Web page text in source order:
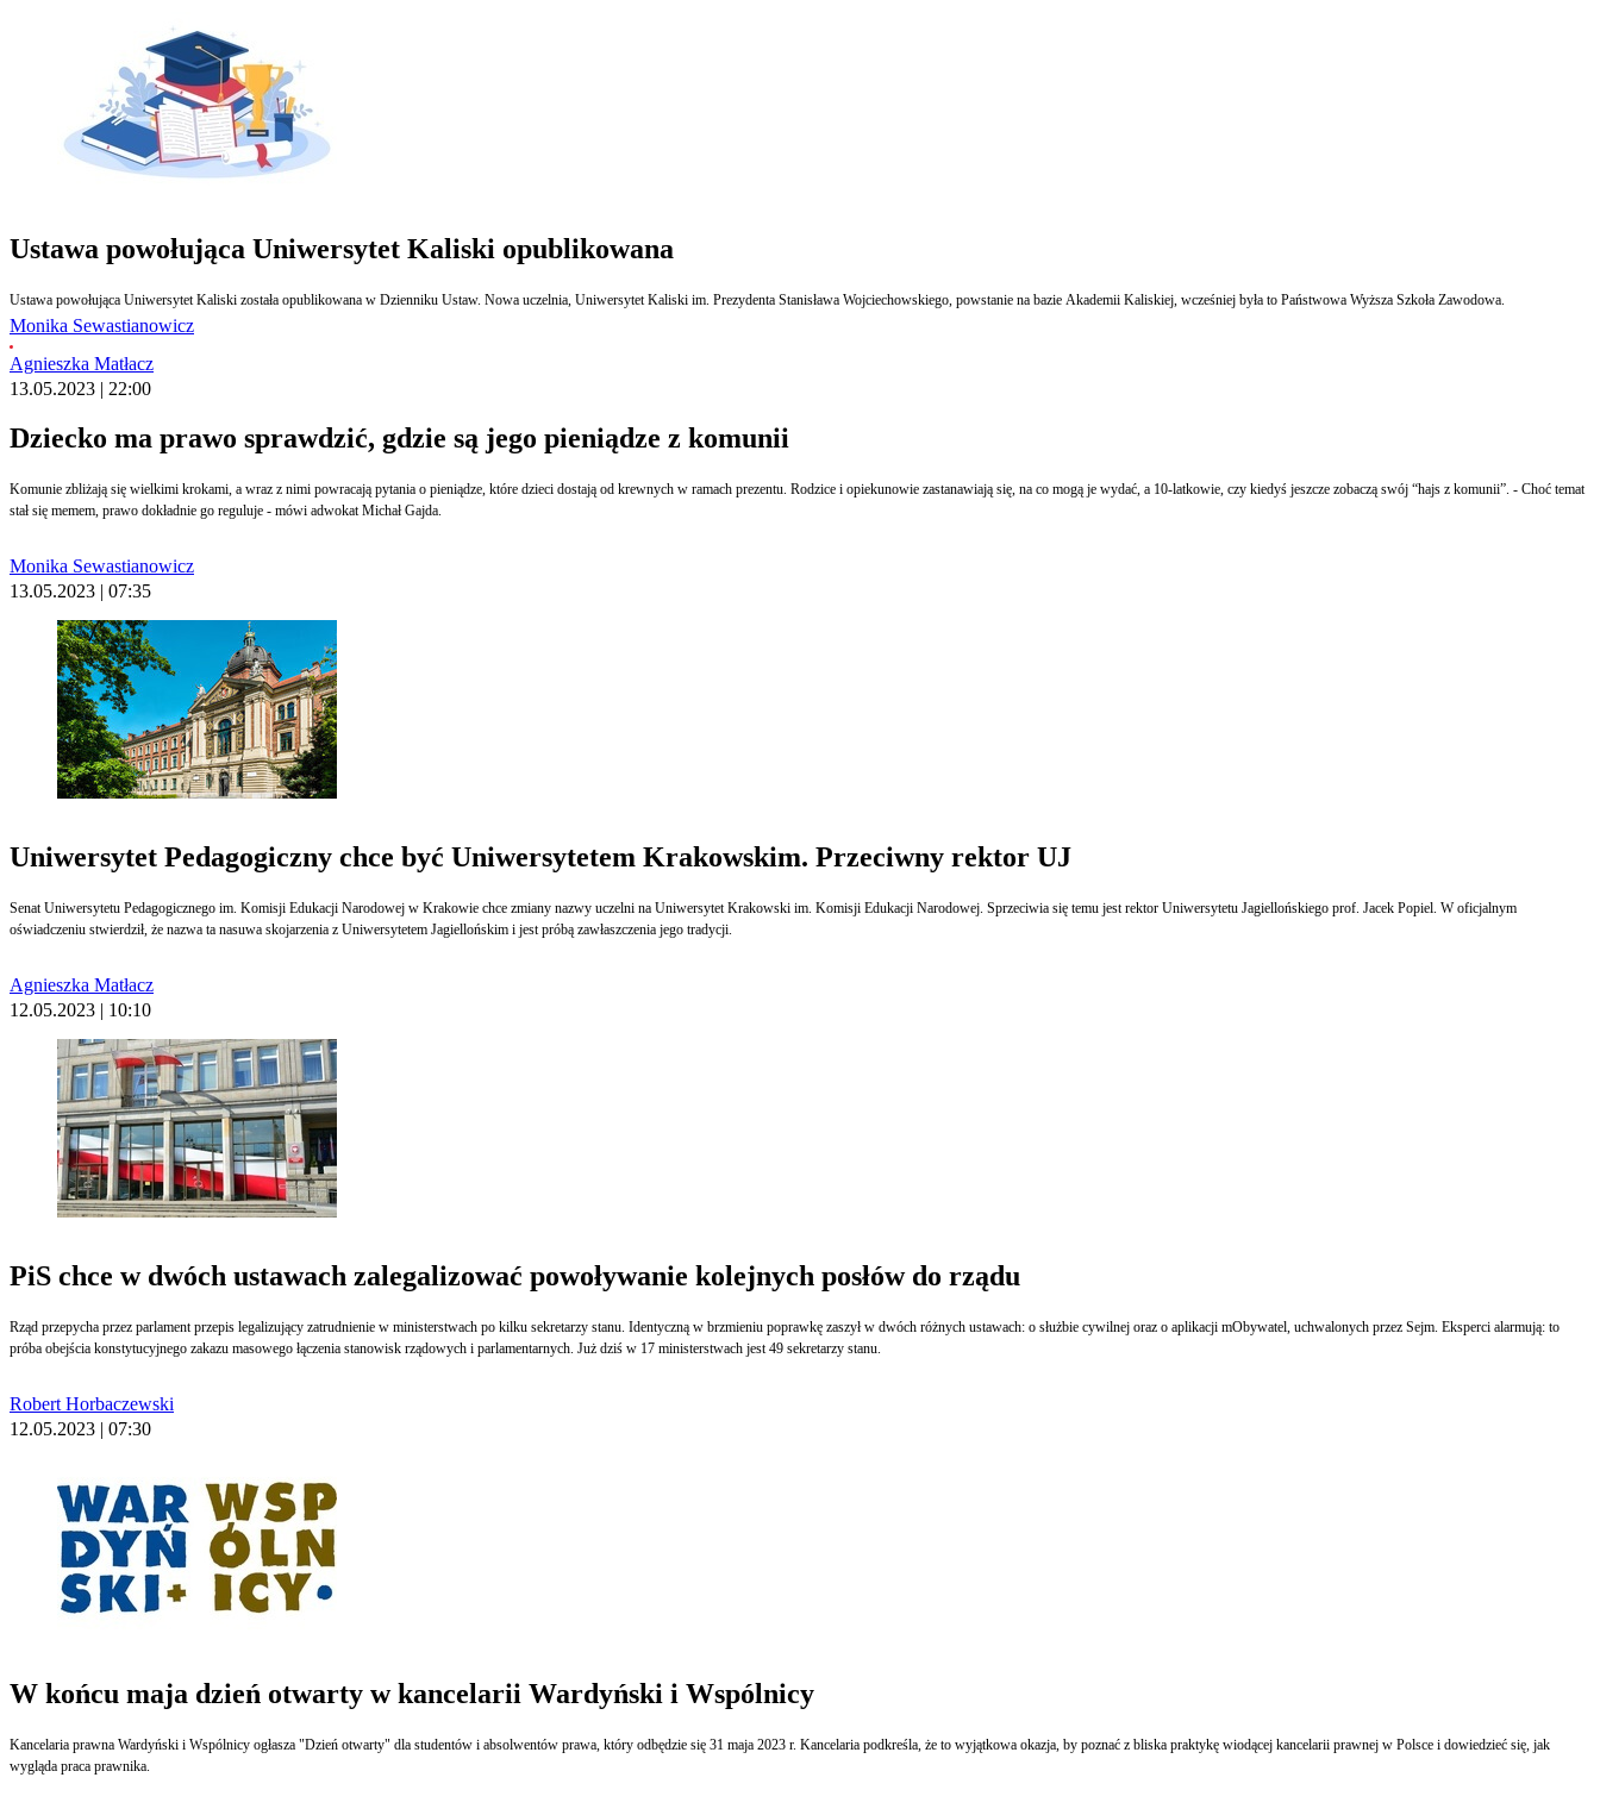
Ustawa powołująca Uniwersytet Kaliski opublikowana
Ustawa powołująca Uniwersytet Kaliski została opublikowana w Dzienniku Ustaw. Nowa uczelnia, Uniwersytet Kaliski im. Prezydenta Stanisława Wojciechowskiego, powstanie na bazie Akademii Kaliskiej, wcześniej była to Państwowa Wyższa Szkoła Zawodowa.
Monika Sewastianowicz
Agnieszka Matłacz
13.05.2023 | 22:00
Dziecko ma prawo sprawdzić, gdzie są jego pieniądze z komunii
Komunie zbliżają się wielkimi krokami, a wraz z nimi powracają pytania o pieniądze, które dzieci dostają od krewnych w ramach prezentu. Rodzice i opiekunowie zastanawiają się, na co mogą je wydać, a 10-latkowie, czy kiedyś jeszcze zobaczą swój “hajs z komunii”. - Choć temat
stał się memem, prawo dokładnie go reguluje - mówi adwokat Michał Gajda.
Monika Sewastianowicz
13.05.2023 | 07:35
Uniwersytet Pedagogiczny chce być Uniwersytetem Krakowskim. Przeciwny rektor UJ
Senat Uniwersytetu Pedagogicznego im. Komisji Edukacji Narodowej w Krakowie chce zmiany nazwy uczelni na Uniwersytet Krakowski im. Komisji Edukacji Narodowej. Sprzeciwia się temu jest rektor Uniwersytetu Jagiellońskiego prof. Jacek Popiel. W oficjalnym
oświadczeniu stwierdził, że nazwa ta nasuwa skojarzenia z Uniwersytetem Jagiellońskim i jest próbą zawłaszczenia jego tradycji.
Agnieszka Matłacz
12.05.2023 | 10:10
PiS chce w dwóch ustawach zalegalizować powoływanie kolejnych posłów do rządu
Rząd przepycha przez parlament przepis legalizujący zatrudnienie w ministerstwach po kilku sekretarzy stanu. Identyczną w brzmieniu poprawkę zaszył w dwóch różnych ustawach: o służbie cywilnej oraz o aplikacji mObywatel, uchwalonych przez Sejm. Eksperci alarmują: to
próba obejścia konstytucyjnego zakazu masowego łączenia stanowisk rządowych i parlamentarnych. Już dziś w 17 ministerstwach jest 49 sekretarzy stanu.
Robert Horbaczewski
12.05.2023 | 07:30
W końcu maja dzień otwarty w kancelarii Wardyński i Wspólnicy
Kancelaria prawna Wardyński i Wspólnicy ogłasza "Dzień otwarty" dla studentów i absolwentów prawa, który odbędzie się 31 maja 2023 r. Kancelaria podkreśla, że to wyjątkowa okazja, by poznać z bliska praktykę wiodącej kancelarii prawnej w Polsce i dowiedzieć się, jak
wygląda praca prawnika.